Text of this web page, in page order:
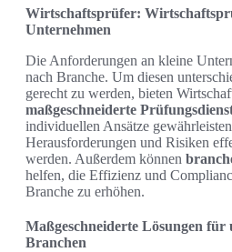
Wirtschaftsprüfer:
Unternehmen
Die Anforderungen an kleine
nach Branche. Um diesen
gerecht zu werden, bieten
maßgeschneiderte
individuellen Ansätze
Herausforderungen und Risiken
werden. Außerdem können
helfen, die Effizienz und
Branche zu erhöhen.
Maßgeschneiderte Lösungen für
Branchen